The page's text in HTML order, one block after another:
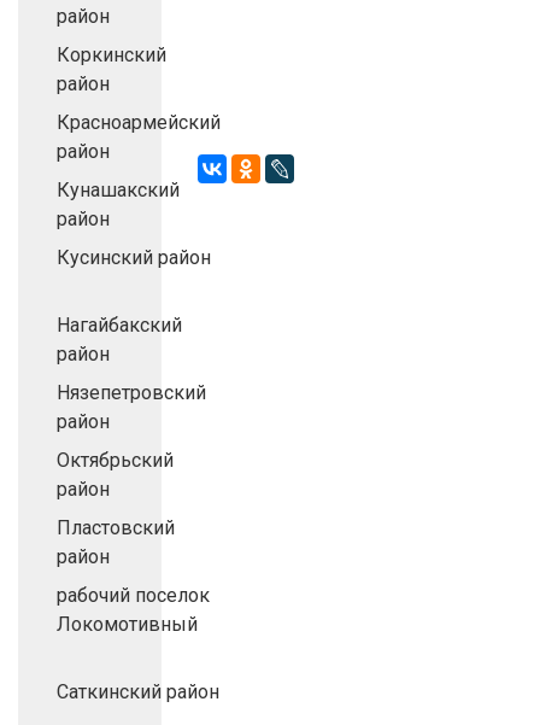
район
Коркинский
район
Красноармейский
район
Кунашакский
район
Кусинский район
Нагайбакский
район
Нязепетровский
район
Октябрьский
район
Пластовский
район
рабочий поселок
Локомотивный
Саткинский район